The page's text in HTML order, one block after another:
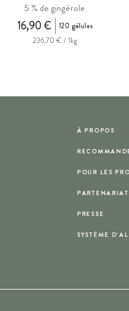
5 % de gingérole
16,90 €
120 gélules
236,70 € / 1kg
À PROPOS
POUR LES
PRESSE
SYSTÈME